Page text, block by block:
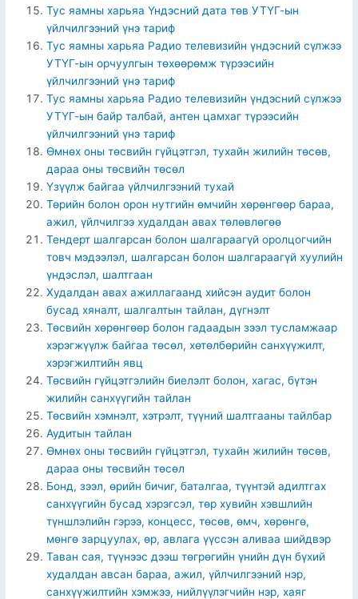
Тус яамны харьяа Үндэсний дата төв УТҮГ-ын
үйлчилгээний үнэ тариф
Тус яамны харьяа Радио телевизийн үндэсний сүлжээ
УТҮГ-ын орчуулгын төхөөрөмж түрээсийн
үйлчилгээний үнэ тариф
Тус яамны харьяа Радио телевизийн үндэсний сүлжээ
УТҮГ-ын байр талбай, антен цамхаг түрээсийн
үйлчилгээний үнэ тариф
Өмнөх оны төсвийн гүйцэтгэл, тухайн жилийн төсөв,
дараа оны төсвийн төсөл
Үзүүлж байгаа үйлчилгээний тухай
Төрийн болон орон нутгийн өмчийн хөрөнгөөр бараа,
ажил, үйлчилгээ худалдан авах төлөвлөгөө
Тендерт шалгарсан болон шалгараагүй оролцогчийн
товч мэдээлэл, шалгарсан болон шалгараагүй хуулийн
үндэслэл, шалтгаан
Худалдан авах ажиллагаанд хийсэн аудит болон
бусад хяналт, шалгалтын тайлан, дүгнэлт
Төсвийн хөрөнгөөр болон гадаадын зээл тусламжаар
хэрэгжүүлж байгаа төсөл, хөтөлбөрийн санхүүжилт,
хэрэгжилтийн явц
Төсвийн гүйцэтгэлийн биелэлт болон, хагас, бүтэн
жилийн санхүүгийн тайлан
Төсвийн хэмнэлт, хэтрэлт, түүний шалтгааны тайлбар
Аудитын тайлан
Өмнөх оны төсвийн гүйцэтгэл, тухайн жилийн төсөв,
дараа оны төсвийн төсөл
Бонд, зээл, өрийн бичиг, баталгаа, түүнтэй адилтгах
санхүүгийн бусад хэрэгсэл, төр хувийн хэвшлийн
түншлэлийн гэрээ, концесс, төсөв, өмч, хөрөнгө,
мөнгө зарцуулах, өр, авлага үүссэн аливаа шийдвэр
Таван сая, түүнээс дээш төгрөгийн үнийн дүн бүхий
худалдан авсан бараа, ажил, үйлчилгээний нэр,
санхүүжилтийн хэмжээ, нийлүүлэгчийн нэр, хаяг